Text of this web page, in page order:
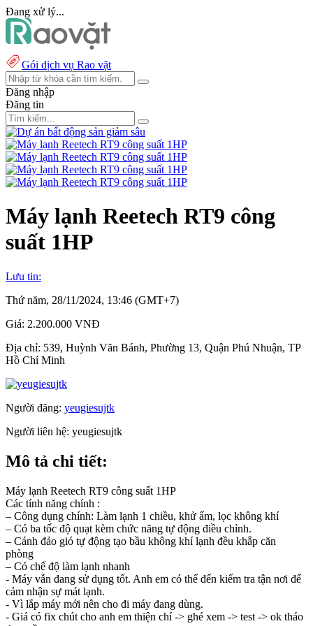
Đang xử lý...
Gói dịch vụ Rao vặt
Đăng nhập
Đăng tin
Máy lạnh Reetech RT9 công
suất 1HP
Lưu tin:
Thứ năm, 28/11/2024, 13:46 (GMT+7)
Giá: 2.200.000 VNĐ
Địa chỉ: 539, Huỳnh Văn Bánh, Phường 13, Quận Phú Nhuận, TP
Hồ Chí Minh
Người đăng: yeugiesujtk
Người liên hệ: yeugiesujtk
Mô tả chi tiết:
Máy lạnh Reetech RT9 công suất 1HP
Các tính năng chính :
– Công dụng chính: Làm lạnh 1 chiều, khử ẩm, lọc không khí
– Có ba tốc độ quạt kèm chức năng tự động điều chỉnh.
– Cánh đảo gió tự động tạo bầu không khí lạnh đều khắp căn
phòng
– Có chế độ làm lạnh nhanh
- Máy vẫn đang sử dụng tốt. Anh em có thể đến kiểm tra tận nơi để
cảm nhận sự mát lạnh.
- Vì lắp máy mới nên cho đi máy đang dùng.
- Giá có fix chút cho anh em thiện chí -> ghé xem -> test -> ok tháo